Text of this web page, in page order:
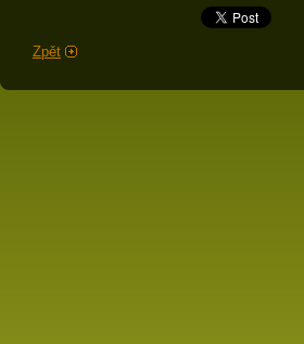
Zpět